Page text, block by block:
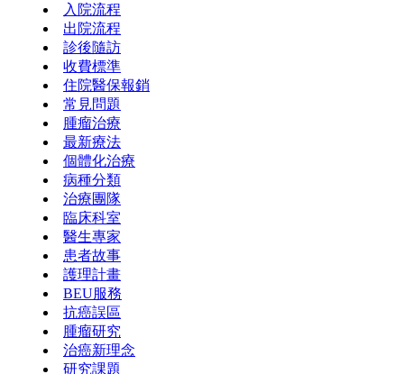
入院流程
出院流程
診後隨訪
收費標準
住院醫保報銷
常見問題
腫瘤治療
最新療法
個體化治療
病種分類
治療團隊
臨床科室
醫生專家
患者故事
護理計畫
BEU服務
抗癌誤區
腫瘤研究
治癌新理念
研究課題